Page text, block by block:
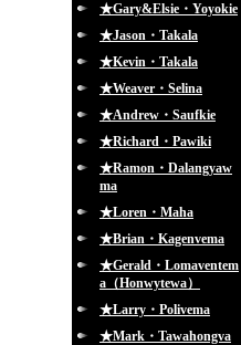
★Gary&Elsie・Yoyokie
★Jason・Takala
★Kevin・Takala
★Weaver・Selina
★Andrew・Saufkie
★Richard・Pawiki
★Ramon・Dalangyaw
ma
★Loren・Maha
★Brian・Kagenvema
★Gerald・Lomaventem
a（Honwytewa）
★Larry・Polivema
★Mark・Tawahongva